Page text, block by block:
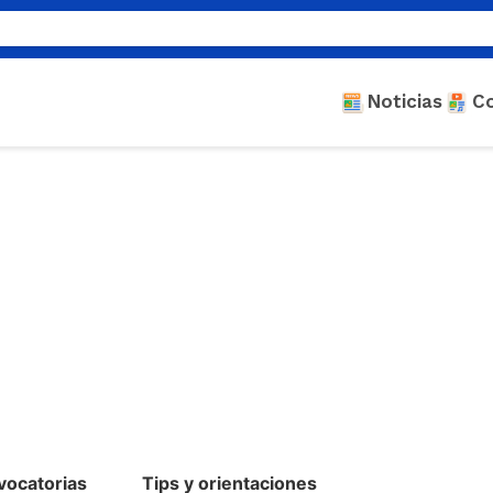
Noticias
Tips y orientaciones